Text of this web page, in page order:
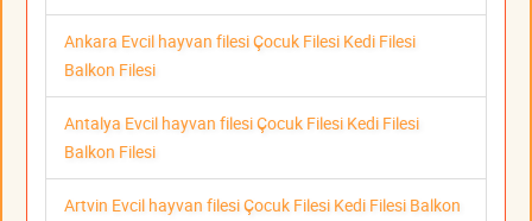
Ankara Evcil hayvan filesi Çocuk Filesi Kedi Filesi
Balkon Filesi
Antalya Evcil hayvan filesi Çocuk Filesi Kedi Filesi
Balkon Filesi
Artvin Evcil hayvan filesi Çocuk Filesi Kedi Filesi Balkon